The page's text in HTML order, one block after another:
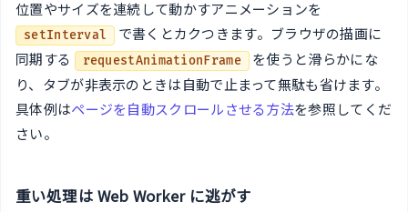
位置やサイズを連続して動かすアニメーションを
setInterval
で書くとカクつきます。ブラウザの描画に
同期する
requestAnimationFrame を使うと滑らかにな
り、タブが非表示のときは自動で止まって無駄も省けます。
具体例はページを自動スクロールさせる方法を参照してくだ
さい。
重い処理は Web Worker に逃がす